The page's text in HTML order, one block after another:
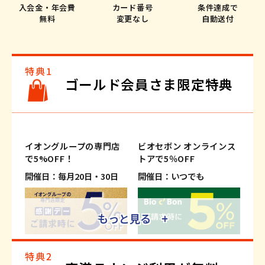
入会金・年会費
無料
カード番号
変更なし
条件達成で
自動送付
ゴールド会員さま限定特典
イオングループの専門店
で5%OFF！
開催日：毎月20日・30日
※一部、対象外の専門店および商
ビオセボン オンラインス
トアで5％OFF
開催日：いつでも
もっと見る +